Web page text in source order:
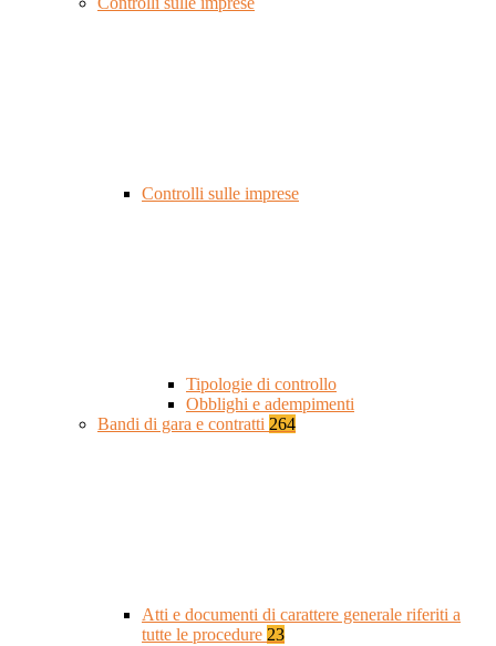
Controlli sulle imprese
Tipologie di controllo
Obblighi e adempimenti
Bandi di gara e contratti 264
Atti e documenti di carattere generale riferiti a
tutte le procedure 23